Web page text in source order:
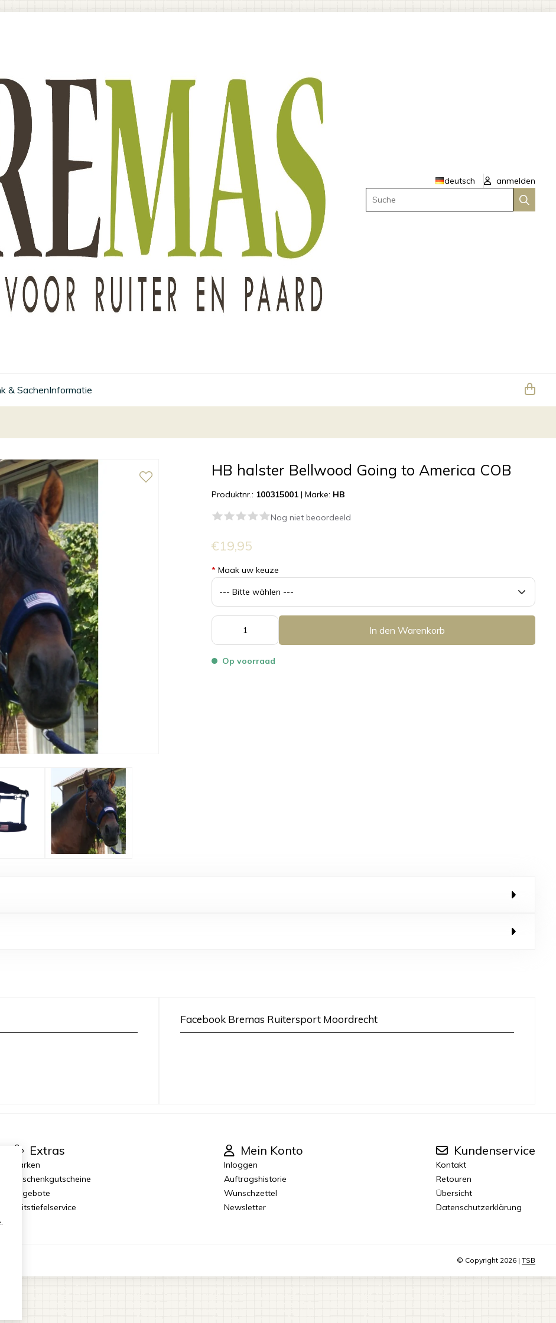
deutsch
anmelden
Suche
& SachenInformatie
HB halster Bellwood Going to America COB
Produktnr.: 100315001 |Marke: HB
Nog niet beoordeeld
€19,95
* Maak uw keuze
In den Warenkorb
Op voorraad
Facebook Bremas Ruitersport Moordrecht
Extras
Marken
Geschenkgutscheine
Angebote
Reitstiefelservice
Mein Konto
Inloggen
Auftragshistorie
Wunschzettel
Newsletter
Kundenservice
Kontakt
Retouren
Übersicht
Datenschutzerklärung
© Copyright 2026 | TSB